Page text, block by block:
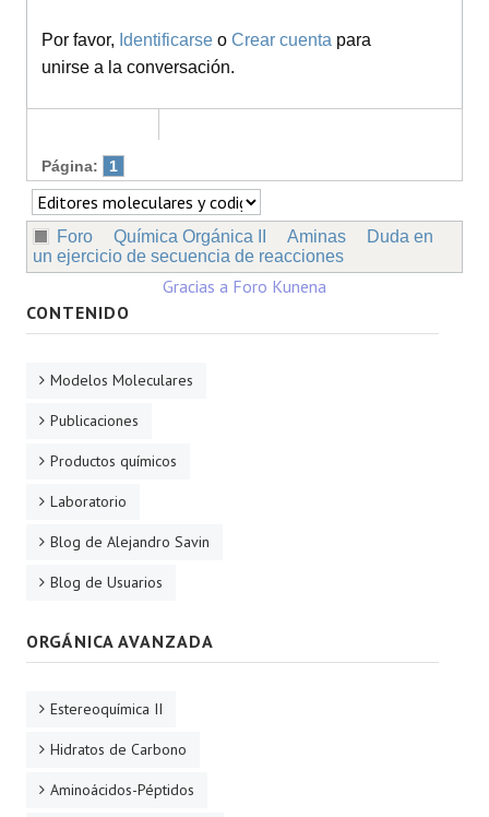
Por favor, Identificarse o Crear cuenta para
unirse a la conversación.
Página: 1
Foro Química Orgánica II Aminas
Duda en
un ejercicio de secuencia de reacciones
Gracias a Foro Kunena
CONTENIDO
Modelos Moleculares
Publicaciones
Productos químicos
Laboratorio
Blog de Alejandro Savin
Blog de Usuarios
ORGÁNICA AVANZADA
Estereoquímica II
Hidratos de Carbono
Aminoácidos-Péptidos